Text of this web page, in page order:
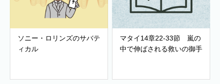
ソニー・ロリンズのサバテ
ィカル
マタイ14章22-33節 嵐の
中で伸ばされる救いの御手